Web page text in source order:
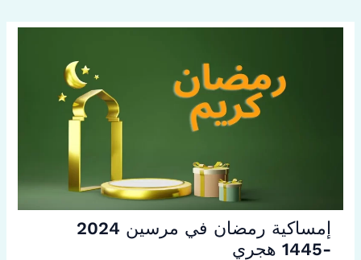
إمساكية رمضان في مرسين 2024
-1445 هجري